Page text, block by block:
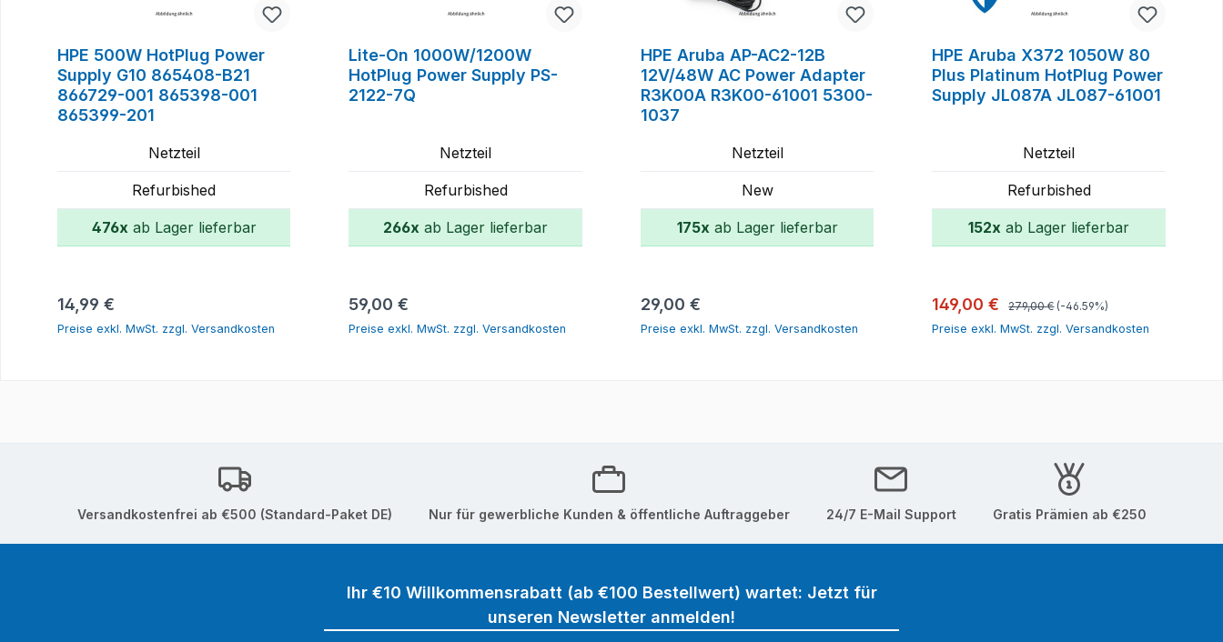
HPE 500W HotPlug Power
Supply G10 865408-B21
866729-001 865398-001
865399-201
Netzteil
Refurbished
476x ab Lager lieferbar
Regulärer Preis:
14,99 €
Preise exkl. MwSt. zzgl. Versandkosten
Lite-On 1000W/1200W
HotPlug Power Supply PS-
2122-7Q
Netzteil
Refurbished
266x ab Lager lieferbar
Regulärer Preis:
59,00 €
Preise exkl. MwSt. zzgl. Versandkosten
HPE Aruba AP-AC2-12B
12V/48W AC Power Adapter
R3K00A R3K00-61001 5300-
1037
Netzteil
New
175x ab Lager lieferbar
Regulärer Preis:
29,00 €
Preise exkl. MwSt. zzgl. Versandkosten
HPE Aruba X372 1050W 80
Plus Platinum HotPlug Power
Supply JL087A JL087-61001
Netzteil
Refurbished
152x ab Lager lieferbar
Verkaufspreis:
149,00 € Regulärer Preis:
279,00 € (-46.59%)
Preise exkl. MwSt. zzgl. Versandkosten
In den Warenkorb
Versandkostenfrei ab €500 (Standard-Paket DE) Nur für gewerbliche Kunden & öffentliche Auftraggeber 24/7 E-Mail Support Gratis Prämien ab €250
Ihr €10 Willkommensrabatt (ab €100 Bestellwert) wartet: Jetzt für
unseren Newsletter anmelden!